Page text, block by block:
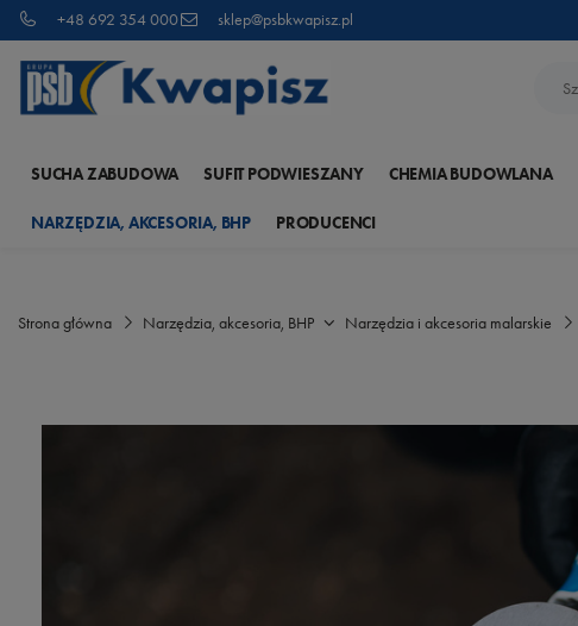
+48 692 354 000 sklep@psbkwapisz.pl
SUCHA ZABUDOWA SUFIT PODWIESZANY CHEMIA BUDOWLANA
NARZĘDZIA, AKCESORIA, BHP PRODUCENCI
Strona główna Narzędzia, akcesoria, BHP Narzędzia i akcesoria malarskie